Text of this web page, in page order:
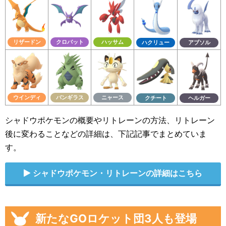
リザードン クロバット ハッサム ハクリュー アブソル
ウインディ バンギラス ニャース クチート ヘルガー
シャドウポケモンの概要やリトレーンの方法、リトレーン
後に変わることなどの詳細は、下記記事でまとめていま
す。
シャドウポケモン・リトレーンの詳細はこちら
新たなGOロケット団3人も登場